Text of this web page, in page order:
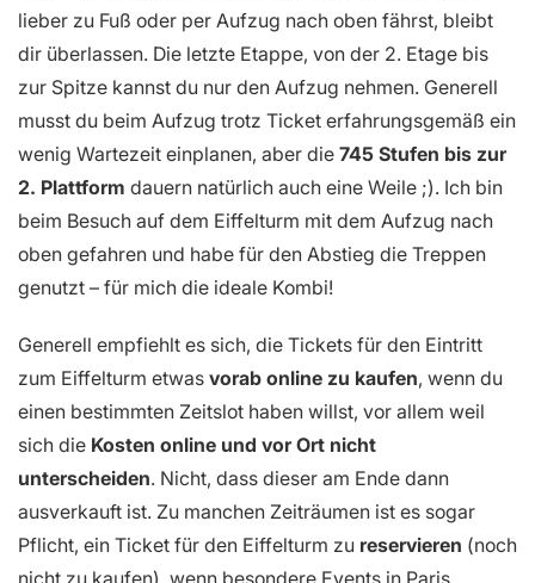
lieber zu Fuß oder per Aufzug nach oben fährst, bleibt
dir überlassen. Die letzte Etappe, von der 2. Etage bis
zur Spitze kannst du nur den Aufzug nehmen. Generell
musst du beim Aufzug trotz Ticket erfahrungsgemäß ein
wenig Wartezeit einplanen, aber die 745 Stufen bis zur
2. Plattform dauern natürlich auch eine Weile ;). Ich bin
beim Besuch auf dem Eiffelturm mit dem Aufzug nach
oben gefahren und habe für den Abstieg die Treppen
genutzt – für mich die ideale Kombi!
Generell empfiehlt es sich, die Tickets für den Eintritt
zum Eiffelturm etwas vorab online zu kaufen, wenn du
einen bestimmten Zeitslot haben willst, vor allem weil
sich die Kosten online und vor Ort nicht
unterscheiden. Nicht, dass dieser am Ende dann
ausverkauft ist. Zu manchen Zeiträumen ist es sogar
Pflicht, ein Ticket für den Eiffelturm zu reservieren (noch
nicht zu kaufen), wenn besondere Events in Paris